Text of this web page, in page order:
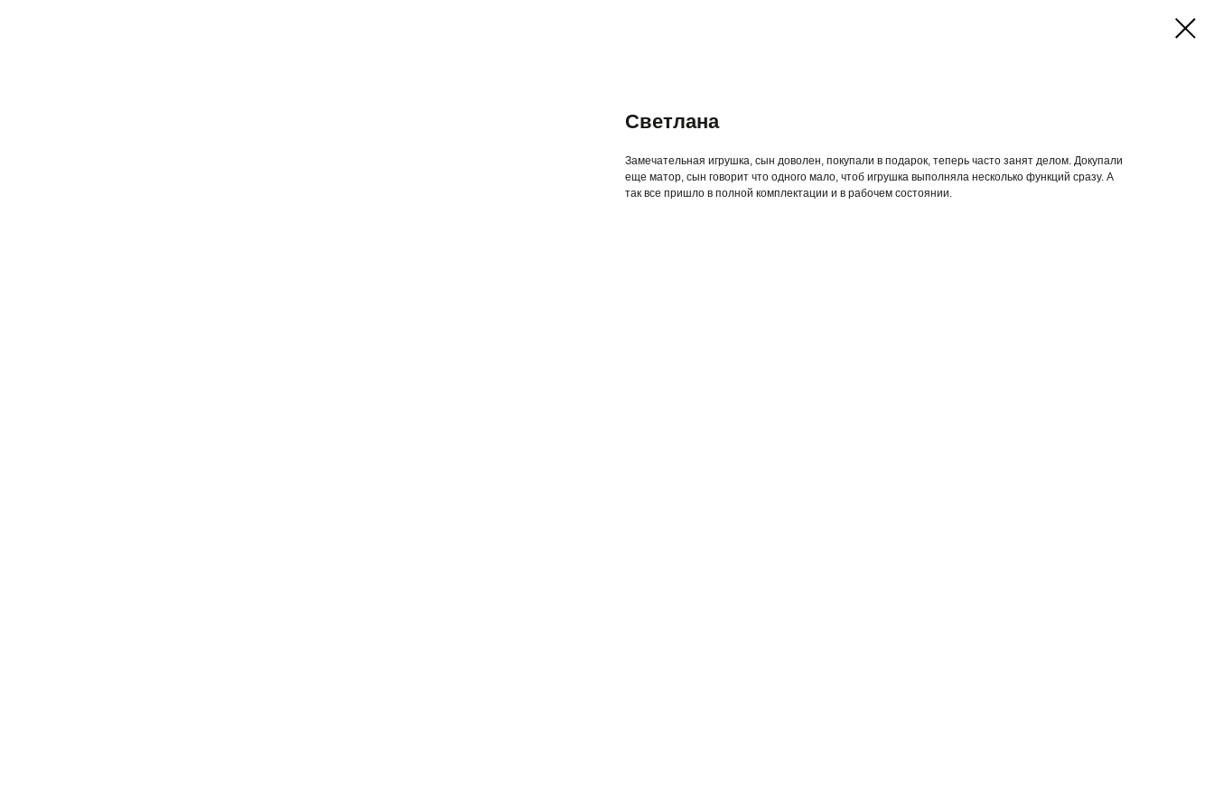
Светлана
Замечательная игрушка, сын доволен, покупали в подарок, теперь часто занят делом. Докупали
еще матор, сын говорит что одного мало, чтоб игрушка выполняла несколько функций сразу. А
так все пришло в полной комплектации и в рабочем состоянии.